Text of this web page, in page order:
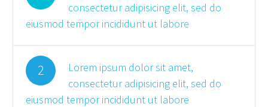
consectetur adipisicing elit, sed do
eiusmod tempor incididunt ut labore
2
Lorem ipsum dolor sit amet,
consectetur adipisicing elit, sed do
eiusmod tempor incididunt ut labore